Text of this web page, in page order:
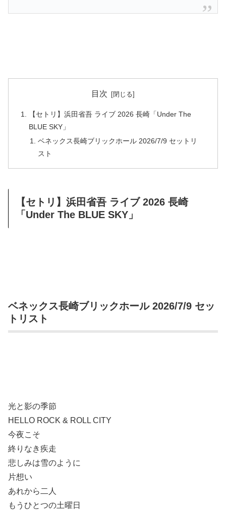
目次
【セトリ】浜田省吾 ライブ 2026 長崎「Under The
BLUE SKY」
ベネックス長崎ブリックホール 2026/7/9 セットリ
スト
【セトリ】浜田省吾 ライブ 2026 長崎
「Under The BLUE SKY」
ベネックス長崎ブリックホール 2026/7/9 セッ
トリスト
光と影の季節
HELLO ROCK & ROLL CITY
今夜こそ
終りなき疾走
悲しみは雪のように
片想い
あれから二人
もうひとつの土曜日